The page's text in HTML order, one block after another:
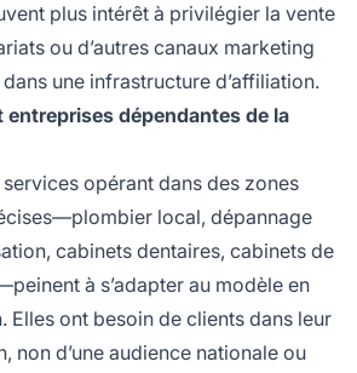
plus intérêt à privilégier la vente
ou d’autres canaux marketing
une infrastructure d’affiliation.
entreprises dépendantes de la
opérant dans des zones
local, dépannage
cabinets dentaires, cabinets de
à s’adapter au modèle en
Elles ont besoin de clients dans leur
non d’une audience nationale ou